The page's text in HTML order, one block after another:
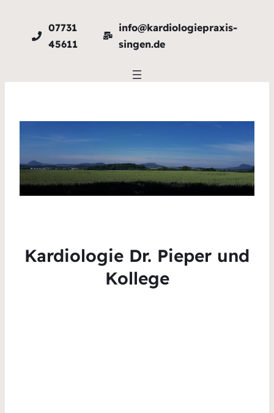
07731
45611
info@kardiologiepraxis-
singen.de
Kardiologie Dr. Pieper und
Kollege